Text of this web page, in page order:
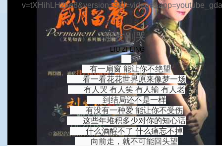
朋友别哭
LIU ZI LING
有一扇窗 能让你不绝望
看一看花花世界原来像梦一场
有人哭 有人笑 有人输 有人老
到结局还不是一样
有没有一种爱 能让你不受伤
这些年堆积多少对你的知心话
什么酒醒不了 什么痛忘不掉
向前走，就不可能回头望